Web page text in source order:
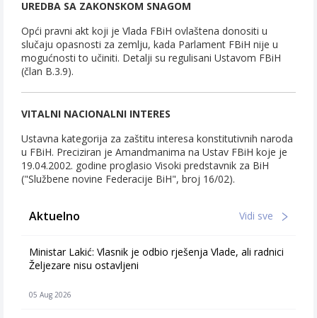
UREDBA SA ZAKONSKOM SNAGOM
Opći pravni akt koji je Vlada FBiH ovlaštena donositi u
slučaju opasnosti za zemlju, kada Parlament FBiH nije u
mogućnosti to učiniti. Detalji su regulisani Ustavom FBiH
(član B.3.9).
VITALNI NACIONALNI INTERES
Ustavna kategorija za zaštitu interesa konstitutivnih naroda
u FBiH. Preciziran je Amandmanima na Ustav FBiH koje je
19.04.2002. godine proglasio Visoki predstavnik za BiH
("Službene novine Federacije BiH", broj 16/02).
Aktuelno Vidi sve
Ministar Lakić: Vlasnik je odbio rješenja Vlade, ali radnici
Željezare nisu ostavljeni
05 Aug 2026